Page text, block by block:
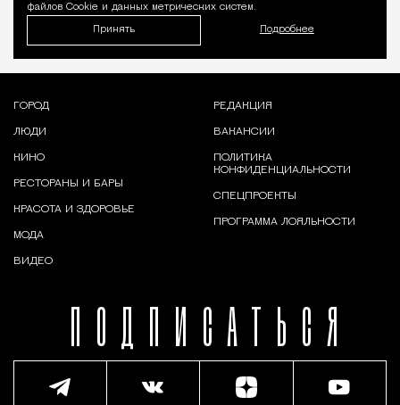
файлов Cookie и данных метрических систем.
Принять Подробнее
ПОДПИСАТЬСЯ
ГОРОД
ЛЮДИ
КИНО
РЕСТОРАНЫ И БАРЫ
КРАСОТА И ЗДОРОВЬЕ
МОДА
ВИДЕО
РЕДАКЦИЯ
ВАКАНСИИ
ПОЛИТИКА
КОНФИДЕНЦИАЛЬНОСТИ
СПЕЦПРОЕКТЫ
ПРОГРАММА ЛОЯЛЬНОСТИ